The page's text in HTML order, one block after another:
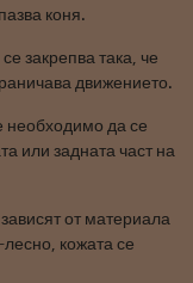
коня.
закрепва така, че
движението.
необходимо да се
или задната част на
от материала
кожата се